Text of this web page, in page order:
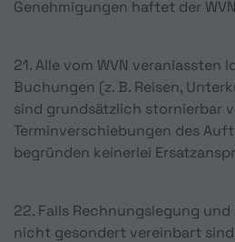
Genehmigungen haftet der
21. Alle vom WVN veranlassten
Buchungen (z. B. Reisen,
sind grundsätzlich stornierbar
Terminverschiebungen des
begründen keinerlei
22. Falls Rechnungslegung
nicht gesondert vereinbart